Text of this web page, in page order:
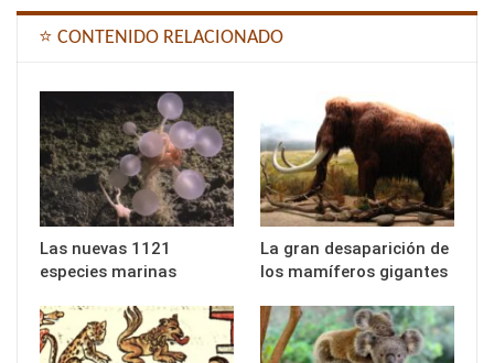
⭐ CONTENIDO RELACIONADO
Las nuevas 1121
especies marinas
La gran desaparición de
los mamíferos gigantes